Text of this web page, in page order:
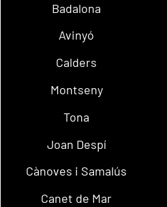
Badalona
Avinyó
Calders
Montseny
Tona
Joan Despí
Cànoves i Samalús
Canet de Mar